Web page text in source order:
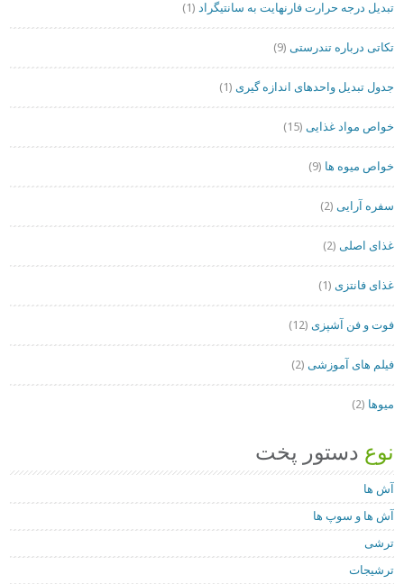
تبدیل درجه حرارت فارنهایت به سانتیگراد (1)
تکاتی درباره تندرستی (9)
جدول تبدیل واحدهای اندازه گیری (1)
خواص مواد غذایی (15)
خواص میوه ها (9)
سفره آرایی (2)
غذای اصلی (2)
غذای فانتزی (1)
فوت و فن آشپزی (12)
فیلم های آموزشی (2)
میوها (2)
نوع دستور پخت
آش ها
آش ها و سوپ ها
ترشی
ترشیجات